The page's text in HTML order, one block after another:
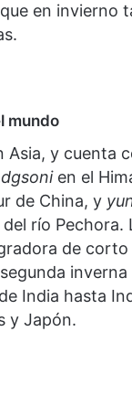
en invierno
mundo
Asia, y cuenta
en el
de China, y
río Pechora.
de corto
inverna
India hasta
y Japón.